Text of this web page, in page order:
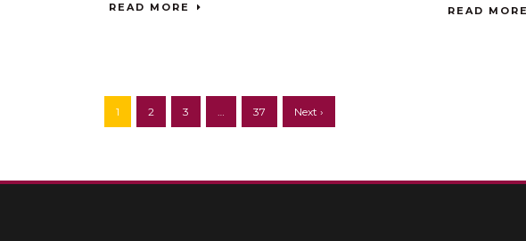
READ MORE READ MORE
1 2 3 … 37 Next ›